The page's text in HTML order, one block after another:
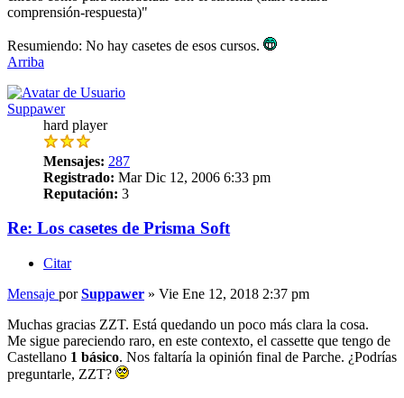
comprensión-respuesta)"
Resumiendo: No hay casetes de esos cursos.
Arriba
Suppawer
hard player
Mensajes: 287
Registrado: Mar Dic 12, 2006 6:33 pm
Reputación: 3
Re: Los casetes de Prisma Soft
Citar
Mensaje porSuppawer » Vie Ene 12, 2018 2:37 pm
Muchas gracias ZZT. Está quedando un poco más clara la cosa.
Me sigue pareciendo raro, en este contexto, el cassette que tengo de
Castellano 1 básico. Nos faltaría la opinión final de Parche. ¿Podrías
preguntarle, ZZT?